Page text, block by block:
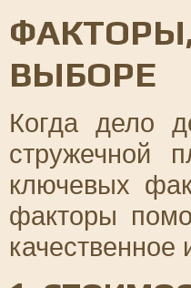
ВЫБОРЕ
Когда дело
стружечной
ключевых
факторы
качественное